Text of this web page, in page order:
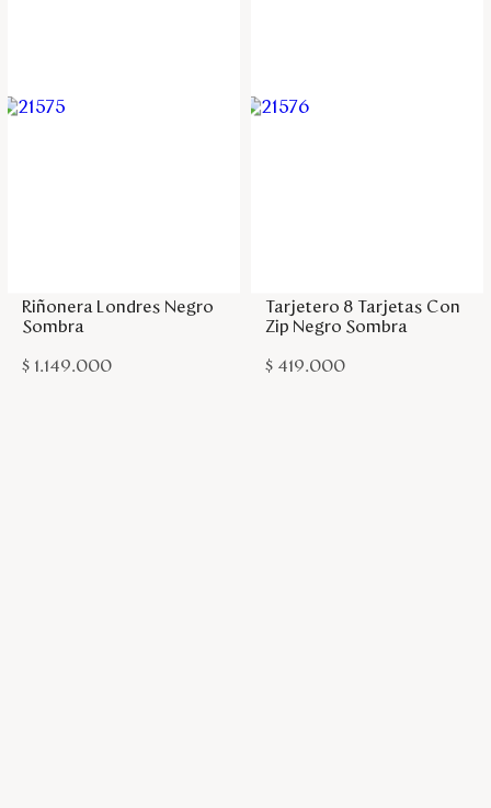
Riñonera Londres Negro
Sombra
$ 1.149.000
Tarjetero 8 Tarjetas Con
Zip Negro Sombra
$ 419.000